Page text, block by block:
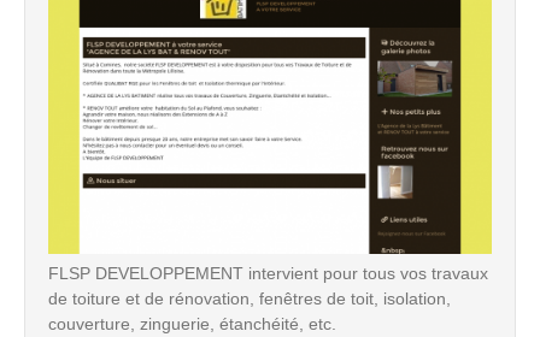
FLSP DEVELOPPEMENT intervient pour tous vos travaux
de toiture et de rénovation, fenêtres de toit, isolation,
couverture, zinguerie, étanchéité, etc.